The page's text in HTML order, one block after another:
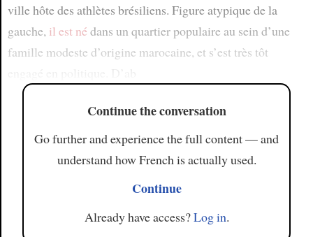
ville hôte des athlètes brésiliens. Figure atypique de la
gauche, il est né dans un quartier populaire au sein d’une
famille modeste d’origine marocaine, et s’est très tôt
Continue the conversation
Go further and experience the full content — and
understand how French is actually used.
Continue
Already have access?Log in.